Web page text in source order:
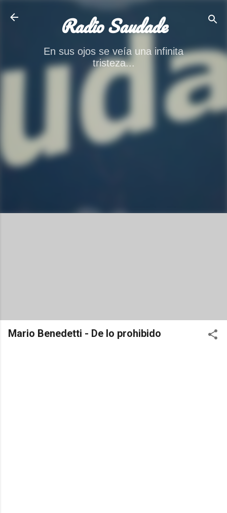
Radio Saudade
En sus ojos se veía una infinita
tristeza...
Mario Benedetti - De lo prohibido